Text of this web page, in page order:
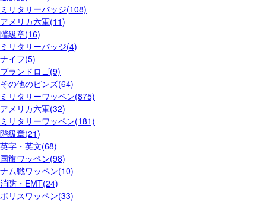
ミリタリーバッジ(108)
アメリカ六軍(11)
階級章(16)
ミリタリーバッジ(4)
ナイフ(5)
ブランドロゴ(9)
その他のピンズ(64)
ミリタリーワッペン(875)
アメリカ六軍(32)
ミリタリーワッペン(181)
階級章(21)
英字・英文(68)
国旗ワッペン(98)
ナム戦ワッペン(10)
消防・EMT(24)
ポリスワッペン(33)